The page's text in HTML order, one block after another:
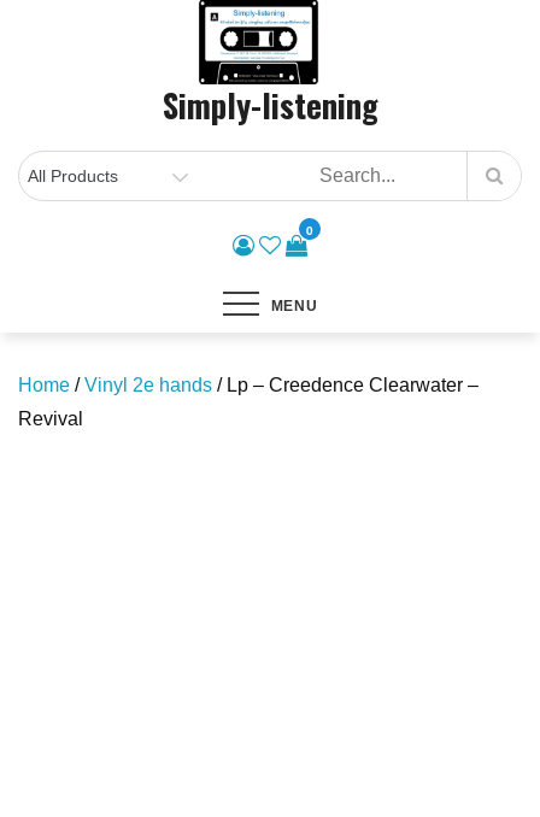
Simply-listening
0
MENU
Home /Vinyl 2e hands / Lp – Creedence Clearwater –
Revival